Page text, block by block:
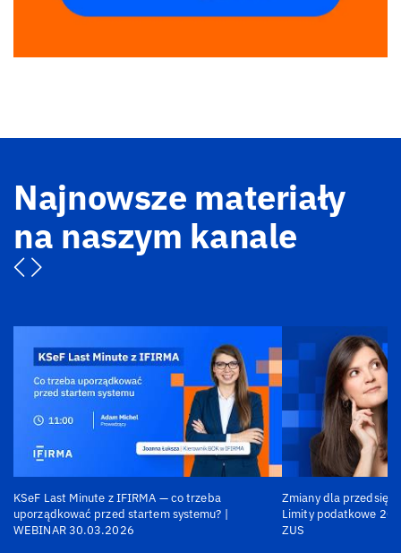
Najnowsze materiały
na naszym kanale
KSeF Last Minute z IFIRMA — co trzeba
uporządkować przed startem systemu? |
WEBINAR 30.03.2026
Zmiany dla
Limity podatkowe
ZUS